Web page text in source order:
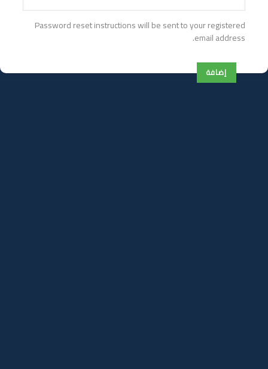
Password reset instructions will be sent to your registered
email address.